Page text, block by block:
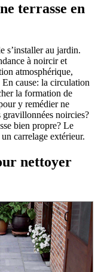
terrasse en
s’installer au jardin.
à noircir et
atmosphérique,
cause: la circulation
la formation de
y remédier ne
gravillonnées noircies?
bien propre? Le
carrelage extérieur.
nettoyer